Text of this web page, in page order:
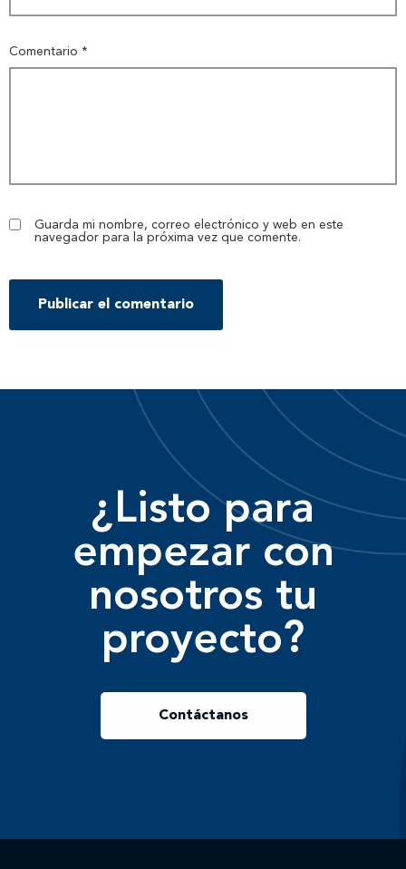
Comentario *
Guarda mi nombre, correo electrónico y web en este
navegador para la próxima vez que comente.
¿Listo para
empezar con
nosotros tu
proyecto?
Contáctanos